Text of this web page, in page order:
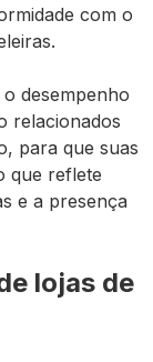
com o
desempenho
relacionados
para que suas
que reflete
e a presença
lojas de